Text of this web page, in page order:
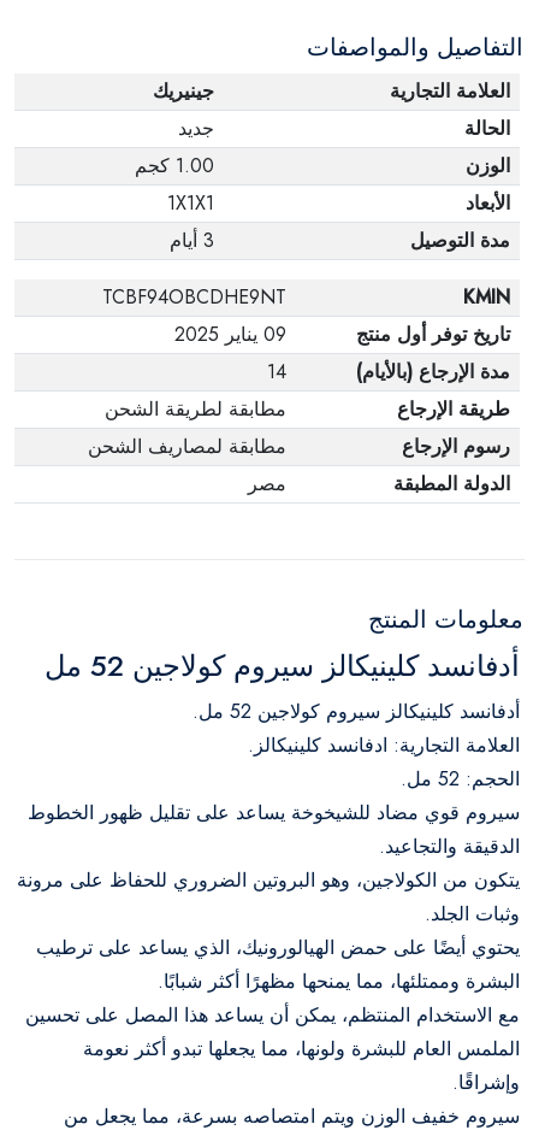
التفاصيل والمواصفات
العلامة التجارية
جينيريك
الحالة
جديد
الوزن
1.00 كجم
الأبعاد
1X1X1
مدة التوصيل
3 أيام
KMIN
TCBF94OBCDHE9NT
تاريخ توفر أول منتج
09 يناير 2025
مدة الإرجاع (بالأيام)
14
طريقة الإرجاع
مطابقة لطريقة الشحن
رسوم الإرجاع
مطابقة لمصاريف الشحن
الدولة المطبقة
مصر
معلومات المنتج
أدفانسد كلينيكالز سيروم كولاجين 52 مل
أدفانسد كلينيكالز سيروم كولاجين 52 مل.
العلامة التجارية: ادفانسد كلينيكالز.
الحجم: 52 مل.
سيروم قوي مضاد للشيخوخة يساعد على تقليل ظهور الخطوط
الدقيقة والتجاعيد.
يتكون من الكولاجين، وهو البروتين الضروري للحفاظ على مرونة
وثبات الجلد.
يحتوي أيضًا على حمض الهيالورونيك، الذي يساعد على ترطيب
البشرة وممتلئها، مما يمنحها مظهرًا أكثر شبابًا.
مع الاستخدام المنتظم، يمكن أن يساعد هذا المصل على تحسين
الملمس العام للبشرة ولونها، مما يجعلها تبدو أكثر نعومة
وإشراقًا.
سيروم خفيف الوزن ويتم امتصاصه بسرعة، مما يجعل من